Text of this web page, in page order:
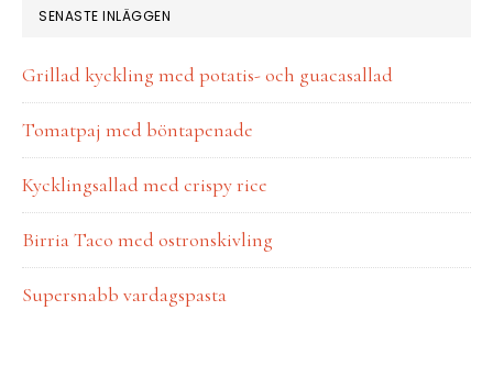
SENASTE INLÄGGEN
Grillad kyckling med potatis- och guacasallad
Tomatpaj med böntapenade
Kycklingsallad med crispy rice
Birria Taco med ostronskivling
Supersnabb vardagspasta